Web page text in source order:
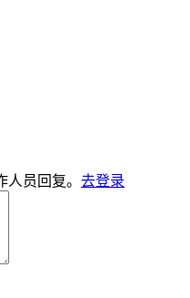
员回复。 去登录